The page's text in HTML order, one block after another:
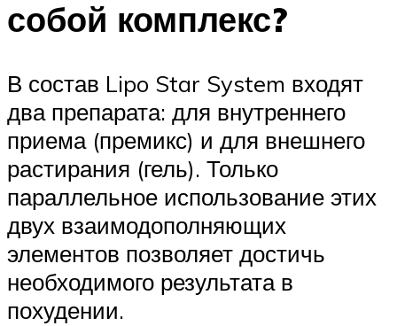
собой комплекс?
В состав Lipo Star System входят
два препарата: для внутреннего
приема (премикс) и для внешнего
растирания (гель). Только
параллельное использование этих
двух взаимодополняющих
элементов позволяет достичь
необходимого результата в
похудении.